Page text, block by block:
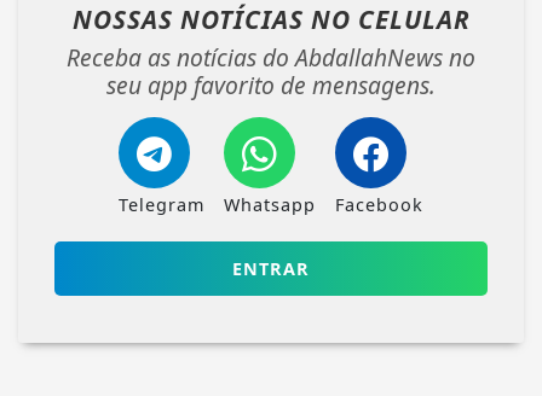
NOSSAS NOTÍCIAS NO CELULAR
Receba as notícias do AbdallahNews no
seu app favorito de mensagens.
Telegram Whatsapp Facebook
ENTRAR